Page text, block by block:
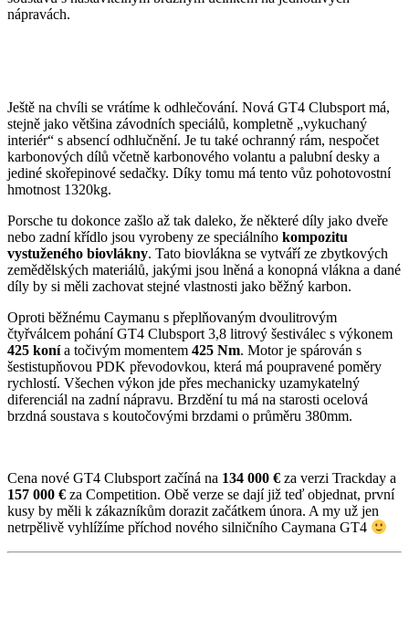
nápravách.
Ještě na chvíli se vrátíme k odhlečování. Nová GT4 Clubsport má,
stejně jako většina závodních speciálů, kompletně „vykuchaný
interiér“ s absencí odhlučnění. Je tu také ochranný rám, nespočet
karbonových dílů včetně karbonového volantu a palubní desky a
jediné skořepinové sedačky. Díky tomu má tento vůz pohotovostní
hmotnost 1320kg.
Porsche tu dokonce zašlo až tak daleko, že některé díly jako dveře
nebo zadní křídlo jsou vyrobeny ze speciálního kompozitu
vystuženého biovlákny. Tato biovlákna se vytváří ze zbytkových
zemědělských materiálů, jakými jsou lněná a konopná vlákna a dané
díly by si měli zachovat stejné vlastnosti jako běžný karbon.
Oproti běžnému Caymanu s přeplňovaným dvoulitrovým
čtyřválcem pohání GT4 Clubsport 3,8 litrový šestiválec s výkonem
425 konía točivým momentem 425 Nm. Motor je spárován s
šestistupňovou PDK převodovkou, která má poupravené poměry
rychlostí. Všechen výkon jde přes mechanicky uzamykatelný
diferenciál na zadní nápravu. Brzdění tu má na starosti ocelová
brzdná soustava s koutočovými brzdami o průměru 380mm.
Cena nové GT4 Clubsport začíná na 134 000 € za verzi Trackday a
157 000 € za Competition. Obě verze se dají již teď objednat, první
kusy by měli k zákazníkům dorazit začátkem února. A my už jen
netrpělivě vyhlížíme příchod nového silničního Caymana GT4